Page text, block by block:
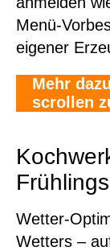
Menü-
eigener
Mehr
scrollen
Wetter-
Wetters –